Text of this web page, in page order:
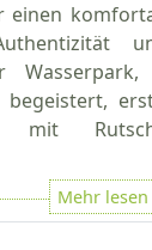
einen
begeistert,
mit